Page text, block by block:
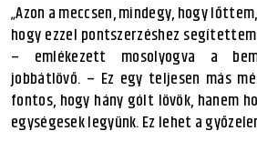
„Azon a meccsen, mindegy, hogy
hogy ezzel pontszerzéshez
– emlékezett mosolyogva a
jobbátlövő. – Ez egy teljesen más
fontos, hogy hány gólt lövök, hanem
egységesek legyünk. Ez lehet a